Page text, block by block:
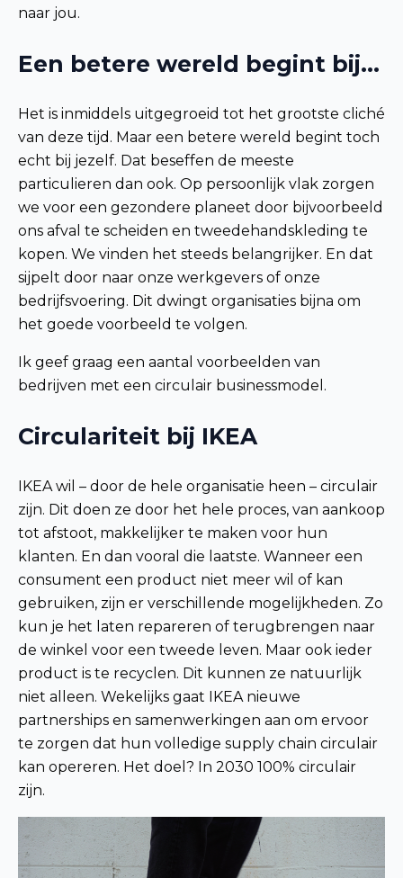
naar jou.
Een betere wereld begint bij…
Het is inmiddels uitgegroeid tot het grootste cliché
van deze tijd. Maar een betere wereld begint toch
echt bij jezelf. Dat beseffen de meeste
particulieren dan ook. Op persoonlijk vlak zorgen
we voor een gezondere planeet door bijvoorbeeld
ons afval te scheiden en tweedehandskleding te
kopen. We vinden het steeds belangrijker. En dat
sijpelt door naar onze werkgevers of onze
bedrijfsvoering. Dit dwingt organisaties bijna om
het goede voorbeeld te volgen.
Ik geef graag een aantal voorbeelden van
bedrijven met een circulair businessmodel.
Circulariteit bij IKEA
IKEA wil – door de hele organisatie heen – circulair
zijn. Dit doen ze door het hele proces, van aankoop
tot afstoot, makkelijker te maken voor hun
klanten. En dan vooral die laatste. Wanneer een
consument een product niet meer wil of kan
gebruiken, zijn er verschillende mogelijkheden. Zo
kun je het laten repareren of terugbrengen naar
de winkel voor een tweede leven. Maar ook ieder
product is te recyclen. Dit kunnen ze natuurlijk
niet alleen. Wekelijks gaat IKEA nieuwe
partnerships en samenwerkingen aan om ervoor
te zorgen dat hun volledige supply chain circulair
kan opereren. Het doel? In 2030 100% circulair
zijn.